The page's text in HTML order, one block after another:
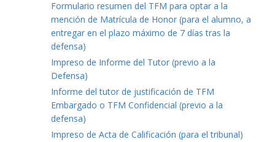
Formulario resumen del TFM para optar a la
mención de Matrícula de Honor (para el alumno, a
entregar en el plazo máximo de 7 días tras la
defensa)
Impreso de Informe del Tutor (previo a la
Defensa)
Informe del tutor de justificación de TFM
Embargado o TFM Confidencial (previo a la
defensa)
Impreso de Acta de Calificación (para el tribunal)